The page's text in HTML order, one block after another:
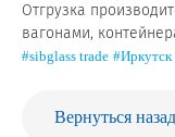
Контакты
info@sibglass.ru
Отгрузка
вагонами,
#sibglass trade #Иркутск
Вернуться назад